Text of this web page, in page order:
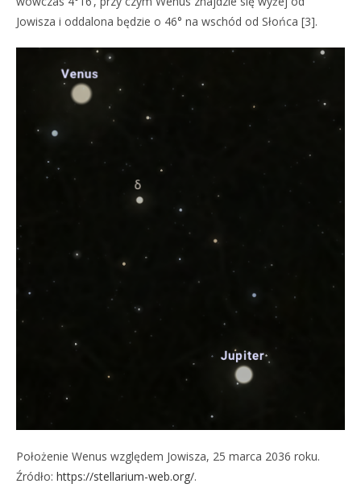
Jowisza i oddalona będzie o 46° na wschód od Słońca [3].
Położenie Wenus względem Jowisza, 25 marca 2036 roku.
Źródło: https://stellarium-web.org/.